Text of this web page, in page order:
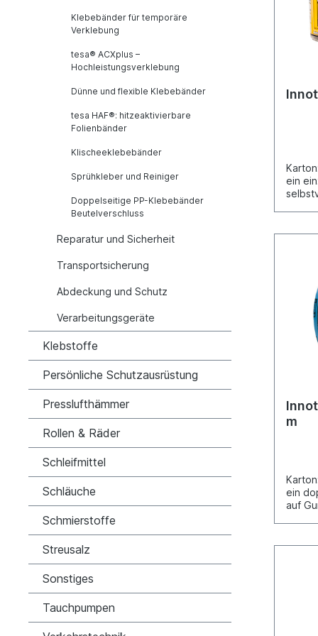
Klebebänder für temporäre
Verklebung
tesa® ACXplus –
Hochleistungsverklebung
Dünne und flexible Klebebänder
tesa HAF®: hitzeaktivierbare
Folienbänder
Klischeeklebebänder
Sprühkleber und Reiniger
Doppelseitige PP-Klebebänder
Beutelverschluss
Reparatur und Sicherheit
Transportsicherung
Abdeckung und Schutz
Verarbeitungsgeräte
Klebstoffe
Persönliche Schutzausrüstung
Presslufthämmer
Rollen & Räder
Schleifmittel
Schläuche
Schmierstoffe
Streusalz
Sonstiges
Tauchpumpen
Teer
Zum
ein
bis
eine
von
m
ein
auf